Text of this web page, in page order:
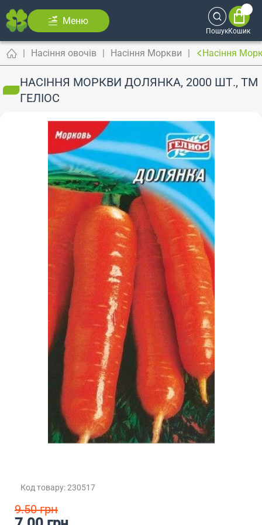
Меню
ПошукКошик
Насіння овочів Насіння Моркви Насіння
НАСІННЯ МОРКВИ ДОЛЯНКА, 2000 ШТ., ТМ
ГЕЛІОС
Код товару: 230517
9.50 грн